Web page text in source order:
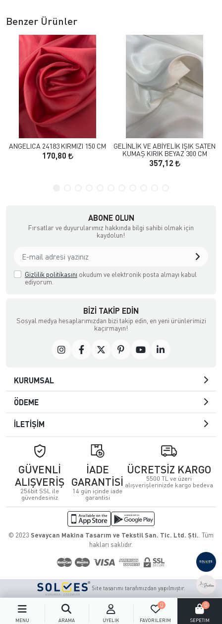
MENÜ ARAMA ÜYELIK FAVORILERIM
0
SEPETIM
0
Benzer Ürünler
ANGELICA 24183 KIRMIZI 150 CM
170,80
GELİNLİK VE ABİYELİK IŞIK SATEN
KUMAŞ KIRIK BEYAZ 300 CM
357,12
ABONE OLUN
Fırsatlar ve duyurularımız hakkında bilgi sahibi olmak için
kaydolun!
Gizlilik politikasını okudum ve elektronik posta almayı kabul
ediyorum.
BIZI TAKIP EDIN
Sosyal medya hesaplarımızdan bizi takip edin, en yeni ürünlerimizi
kaçırmayın!
KURUMSAL
ÖDEME
İLETİŞİM
GÜVENLİ
ALIŞVERİŞ
256bit SSL ile
güvendesiniz
İADE
GARANTİSİ
14 gün içinde iade
garantisi
ÜCRETSİZ KARGO
5500 TL ve üzeri
alışverişlerinizde kargo bedeva
© 2023 Sevaycan Makina Tasarım ve Tekstil San. Tic. Ltd. Şti.. Tüm
hakları saklıdır.
Site tasarımı tarafımızdan yapılmıştır.